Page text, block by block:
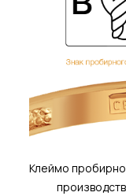
Клеймо